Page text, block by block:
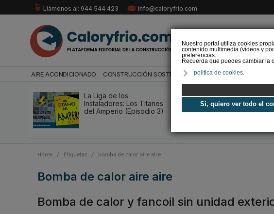
Nuestro portal utiliza cookies
contenido multimedia (vídeos y
preferencias.
Recuerda que puedes cambiar la
política de cookies.
Si, quiero ver todo el
Llámenos al: 944 544 423 info@caloryfrio.com
AIRE ACONDICIONADO CONSTRUCCIÓN SOSTENIBLE ENERGÍAS RENOVABLES
La Liga de los
Instaladores: Los Titanes
del Amperio (Episodio 3)
Universo
año,
Home / Etiquetas / bomba de calor aire aire
bomba de calor aire aire
Bomba de calor y fancoil sin unidad